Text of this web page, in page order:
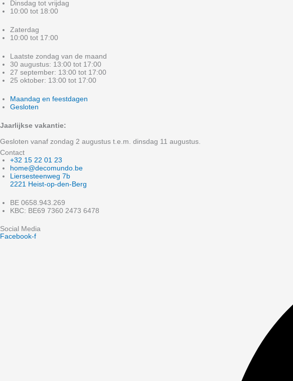
Dinsdag tot vrijdag
10:00 tot 18:00
Zaterdag
10:00 tot 17:00
Laatste zondag van de maand
30 augustus: 13:00 tot 17:00
27 september: 13:00 tot 17:00
25 oktober: 13:00 tot 17:00
Maandag en feestdagen
Gesloten
Jaarlijkse vakantie:
Gesloten vanaf zondag 2 augustus t.e.m. dinsdag 11 augustus.
Contact
+32 15 22 01 23
home@decomundo.be
Liersesteenweg 7b
2221 Heist-op-den-Berg
BE 0658.943.269
KBC: BE69 7360 2473 6478
Social Media
Facebook-f